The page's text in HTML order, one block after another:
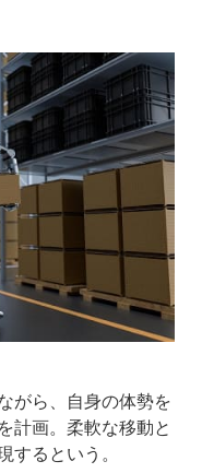
がら、自身の体勢を
計画。柔軟な移動と
するという。